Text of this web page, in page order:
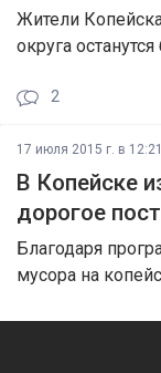
Жители
округа
2
17 июля 2015 г. в 12:21
В Копейске
дорогое
Благодаря
мусора на